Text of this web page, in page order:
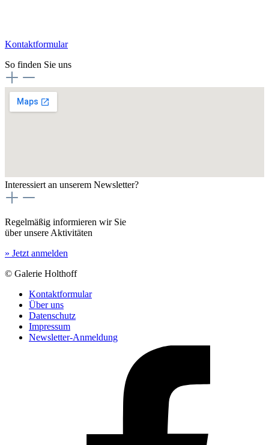
Kontaktformular
So finden Sie uns
Interessiert an unserem Newsletter?
Regelmäßig informieren wir Sie
über unsere Aktivitäten
» Jetzt anmelden
© Galerie Holthoff
Kontaktformular
Über uns
Datenschutz
Impressum
Newsletter-Anmeldung